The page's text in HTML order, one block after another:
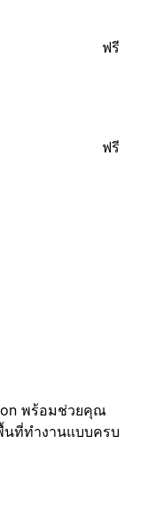
ฟรี
ฟรี
พร้อมช่วยคุณ
นที่ทำงานแบบครบ